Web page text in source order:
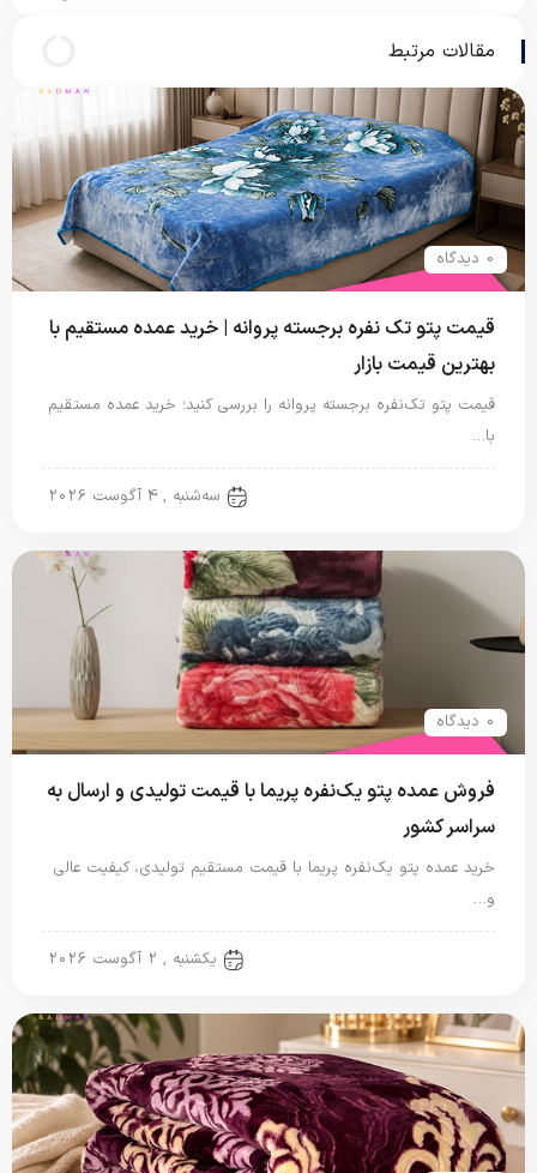
مقالات مرتبط
0 دیدگاه
قیمت پتو تک نفره برجسته پروانه | خرید عمده مستقیم با
بهترین قیمت بازار
قیمت پتو تک‌نفره برجسته پروانه را بررسی کنید؛ خرید عمده مستقیم
با…
سه‌شنبه , 4 آگوست 2026
0 دیدگاه
فروش عمده پتو یک‌نفره پریما با قیمت تولیدی و ارسال به
سراسر کشور
خرید عمده پتو یک‌نفره پریما با قیمت مستقیم تولیدی، کیفیت عالی
و…
یکشنبه , 2 آگوست 2026